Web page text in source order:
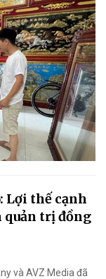
Lợi thế cạnh
trị đồng
và AVZ Media đã